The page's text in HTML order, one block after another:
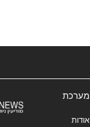
מערכת
אודות